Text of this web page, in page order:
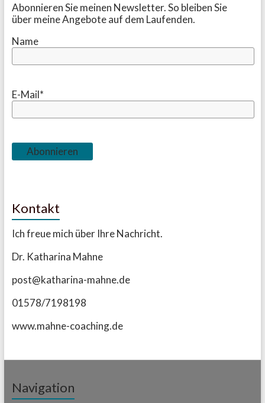
Abonnieren Sie meinen Newsletter. So bleiben Sie
über meine Angebote auf dem Laufenden.
Name
E-Mail*
Kontakt
Ich freue mich über Ihre Nachricht.
Dr. Katharina Mahne
post@katharina-mahne.de
01578/7198198
www.mahne-coaching.de
Navigation